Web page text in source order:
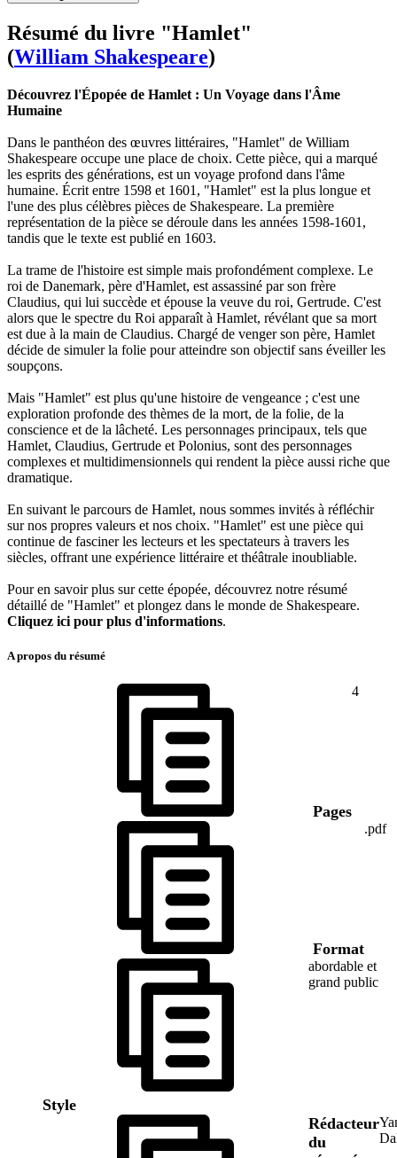
Résumé du livre "Hamlet"
(William Shakespeare)
Découvrez l'Épopée de Hamlet : Un Voyage dans l'Âme
Humaine
Dans le panthéon des œuvres littéraires, "Hamlet" de William
Shakespeare occupe une place de choix. Cette pièce, qui a marqué
les esprits des générations, est un voyage profond dans l'âme
humaine. Écrit entre 1598 et 1601, "Hamlet" est la plus longue et
l'une des plus célèbres pièces de Shakespeare. La première
représentation de la pièce se déroule dans les années 1598-1601,
tandis que le texte est publié en 1603.
La trame de l'histoire est simple mais profondément complexe. Le
roi de Danemark, père d'Hamlet, est assassiné par son frère
Claudius, qui lui succède et épouse la veuve du roi, Gertrude. C'est
alors que le spectre du Roi apparaît à Hamlet, révélant que sa mort
est due à la main de Claudius. Chargé de venger son père, Hamlet
décide de simuler la folie pour atteindre son objectif sans éveiller les
soupçons.
Mais "Hamlet" est plus qu'une histoire de vengeance ; c'est une
exploration profonde des thèmes de la mort, de la folie, de la
conscience et de la lâcheté. Les personnages principaux, tels que
Hamlet, Claudius, Gertrude et Polonius, sont des personnages
complexes et multidimensionnels qui rendent la pièce aussi riche que
dramatique.
En suivant le parcours de Hamlet, nous sommes invités à réfléchir
sur nos propres valeurs et nos choix. "Hamlet" est une pièce qui
continue de fasciner les lecteurs et les spectateurs à travers les
siècles, offrant une expérience littéraire et théâtrale inoubliable.
Pour en savoir plus sur cette épopée, découvrez notre résumé
détaillé de "Hamlet" et plongez dans le monde de Shakespeare.
Cliquez ici pour plus d'informations.
A propos du résumé
Pages
4
Format
.pdf
Style
abordable et
grand public
Rédacteur
du